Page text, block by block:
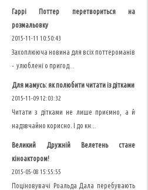
Гаррі Поттер перетвориться на
розмальовку
2015-11-11 10:50:43
Захоплююча новина для всіх поттероманів
- улюблені о пригод...
Для мамусь: як полюбити читати із дітками
2015-11-09 12:03:32
Читати з дітками не лише приємно, а й
надзвчайно корисно. І до кн...
Великий Дружній Велетень стане
кіноактором!
2015-05-08 15:55:55
Поціновувачі Роальда Дала перебувають